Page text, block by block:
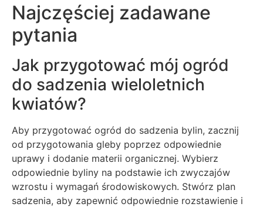
Najczęściej zadawane
pytania
Jak przygotować mój ogród
do sadzenia wieloletnich
kwiatów?
Aby przygotować ogród do sadzenia bylin, zacznij
od przygotowania gleby poprzez odpowiednie
uprawy i dodanie materii organicznej. Wybierz
odpowiednie byliny na podstawie ich zwyczajów
wzrostu i wymagań środowiskowych. Stwórz plan
sadzenia, aby zapewnić odpowiednie rozstawienie i